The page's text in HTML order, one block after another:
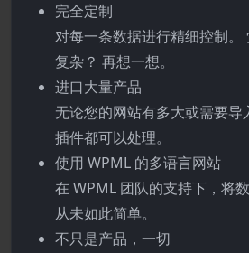
完全定制
对每一条数据进行精细控制。
复杂？ 再想一想。
进口大量产品
无论您的网站有多大或需要导
插件都可以处理。
使用 WPML 的多语言网站
在 WPML 团队的支持下，将
从未如此简单。
不只是产品，一切